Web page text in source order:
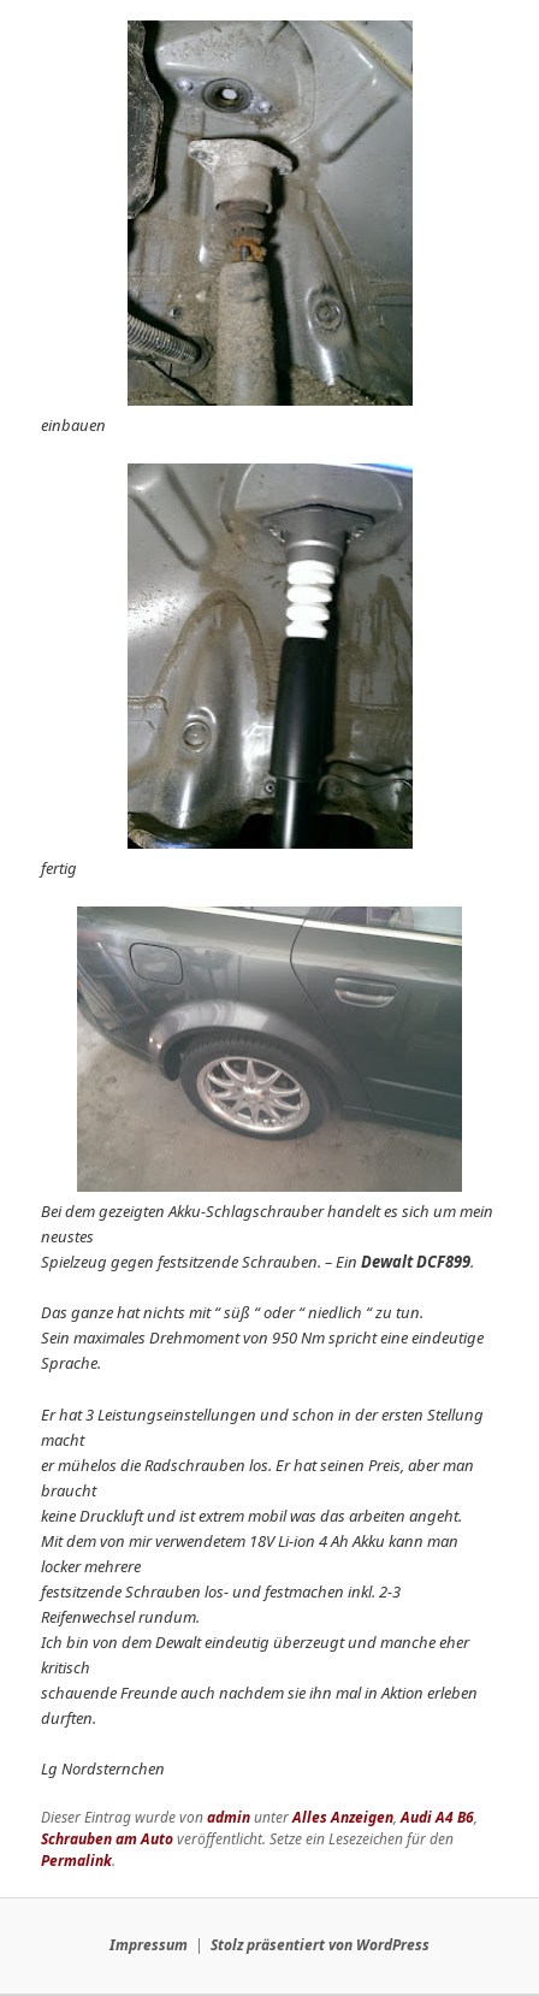
einbauen
fertig
Bei dem gezeigten Akku-Schlagschrauber handelt es sich um mein
neustes
Spielzeug gegen festsitzende Schrauben. – EinDewalt DCF899.
Das ganze hat nichts mit “ süß “ oder “ niedlich “ zu tun.
Sein maximales Drehmoment von 950 Nm spricht eine eindeutige
Sprache.
Er hat 3 Leistungseinstellungen und schon in der ersten Stellung
macht
er mühelos die Radschrauben los. Er hat seinen Preis, aber man
braucht
keine Druckluft und ist extrem mobil was das arbeiten angeht.
Mit dem von mir verwendetem 18V Li-ion 4 Ah Akku kann man
locker mehrere
festsitzende Schrauben los- und festmachen inkl. 2-3
Reifenwechsel rundum.
Ich bin von dem Dewalt eindeutig überzeugt und manche eher
kritisch
schauende Freunde auch nachdem sie ihn mal in Aktion erleben
durften.
Lg Nordsternchen
Dieser Eintrag wurde vonadminunterAlles Anzeigen,Audi A4 B6,
Schrauben am Autoveröffentlicht. Setze ein Lesezeichen für den
Permalink.
Impressum Stolz präsentiert von WordPress